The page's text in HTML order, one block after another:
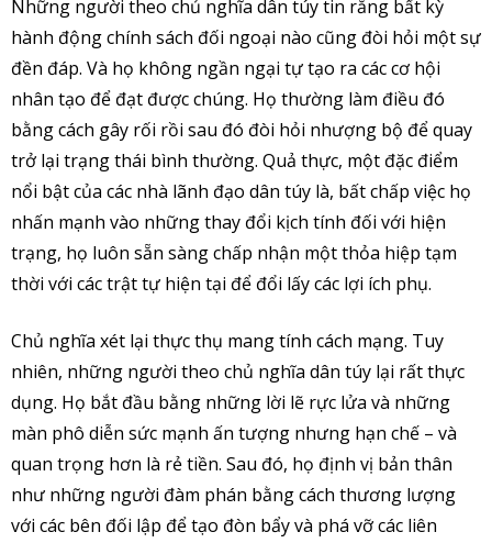
Những người theo chủ nghĩa dân túy tin rằng bất kỳ
hành động chính sách đối ngoại nào cũng đòi hỏi một sự
đền đáp. Và họ không ngần ngại tự tạo ra các cơ hội
nhân tạo để đạt được chúng. Họ thường làm điều đó
bằng cách gây rối rồi sau đó đòi hỏi nhượng bộ để quay
trở lại trạng thái bình thường. Quả thực, một đặc điểm
nổi bật của các nhà lãnh đạo dân túy là, bất chấp việc họ
nhấn mạnh vào những thay đổi kịch tính đối với hiện
trạng, họ luôn sẵn sàng chấp nhận một thỏa hiệp tạm
thời với các trật tự hiện tại để đổi lấy các lợi ích phụ.
Chủ nghĩa xét lại thực thụ mang tính cách mạng. Tuy
nhiên, những người theo chủ nghĩa dân túy lại rất thực
dụng. Họ bắt đầu bằng những lời lẽ rực lửa và những
màn phô diễn sức mạnh ấn tượng nhưng hạn chế – và
quan trọng hơn là rẻ tiền. Sau đó, họ định vị bản thân
như những người đàm phán bằng cách thương lượng
với các bên đối lập để tạo đòn bẩy và phá vỡ các liên